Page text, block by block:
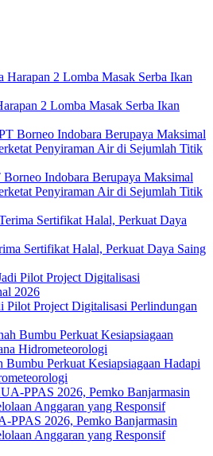
2 Lomba Masak Serba Ikan
Indobara Berupaya Maksimal
Penyiraman Air di Sejumlah Titik
Sertifikat Halal, Perkuat Daya Saing
Pilot Project Digitalisasi Perlindungan
Bumbu Perkuat Kesiapsiagaan Hadapi
PPAS 2026, Pemko Banjarmasin
Anggaran yang Responsif